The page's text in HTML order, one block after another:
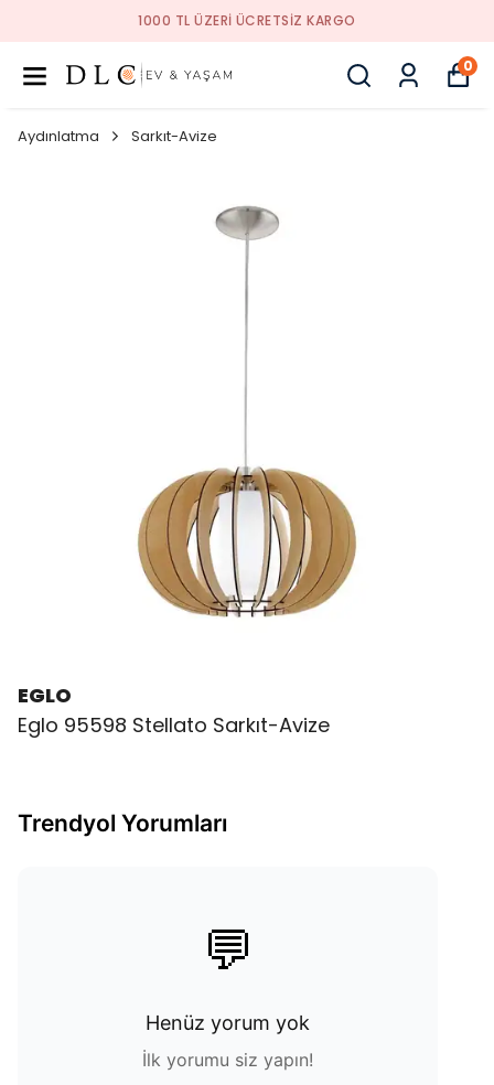
1000 TL ÜZERI ÜCRETSIZ KARGO
0
Aydınlatma Sarkıt-Avize
EGLO
Eglo 95598 Stellato Sarkıt-Avize
Trendyol Yorumları
💬
Henüz yorum yok
İlk yorumu siz yapın!